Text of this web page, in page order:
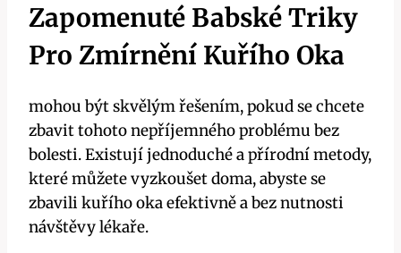
Zapomenuté Babské Triky
Pro Zmírnění Kuřího Oka
mohou být skvělým řešením, pokud se chcete
zbavit tohoto nepříjemného problému bez
bolesti. Existují jednoduché a přírodní metody,
které můžete vyzkoušet doma, abyste se
zbavili kuřího oka efektivně a bez nutnosti
návštěvy lékaře.